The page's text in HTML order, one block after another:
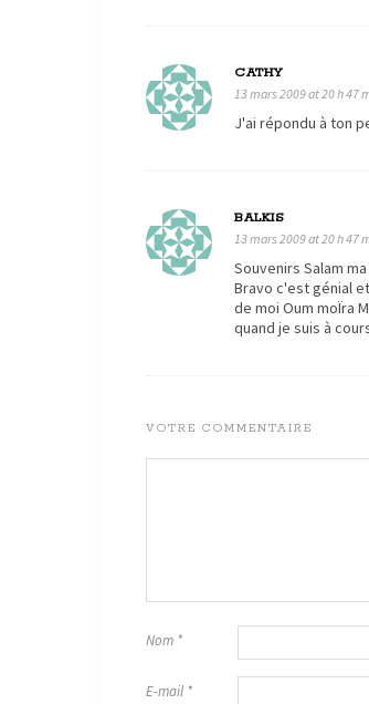
CATHY
13 mars 2009 at 20 h 47
J'ai répondu à ton
BALKIS
13 mars 2009 at 20 h 47
Souvenirs Salam
Bravo c'est génial
de moi Oum moÏra
quand je suis à
VOTRE COMMENTAIRE
Nom *
E-mail *